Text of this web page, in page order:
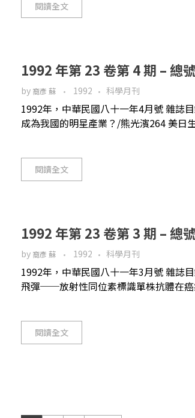
閱讀全文
1992 年第 23 卷第 4 期 – 總
by 裔彥 蘇 1992 科學月刊
1992年，中華民國八十一年4月號 雜誌
成為我國的明星產業？/熊光濱264 美
閱讀全文
1992 年第 23 卷第 3 期 – 總
by 裔彥 蘇 1992 科學月刊
1992年，中華民國八十一年3月號 雜誌
飛彈──放射性同位素標識單株抗體在
閱讀全文